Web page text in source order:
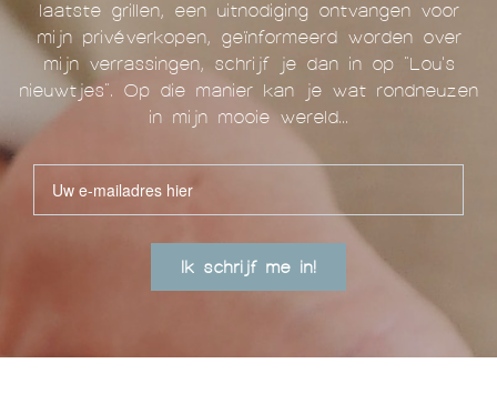
laatste grillen, een uitnodiging ontvangen voor
mijn privéverkopen, geïnformeerd worden over
mijn verrassingen, schrijf je dan in op "Lou's
nieuwtjes". Op die manier kan je wat rondneuzen
in mijn mooie wereld...
Ik schrijf me in!